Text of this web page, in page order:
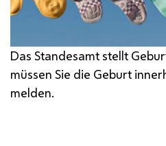
Das Standesamt stellt
müssen Sie die Geburt
melden.